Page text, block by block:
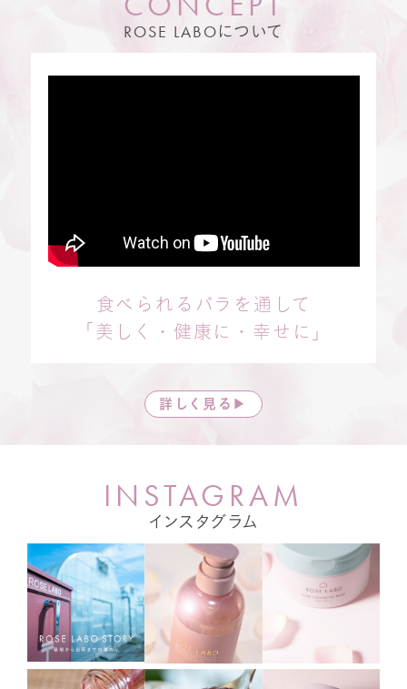
ROSE LABO について
食べられるバラを通して
「美しく・健康に・幸せに」
詳しく見る▶
I N STAG RAM
インスタグラム